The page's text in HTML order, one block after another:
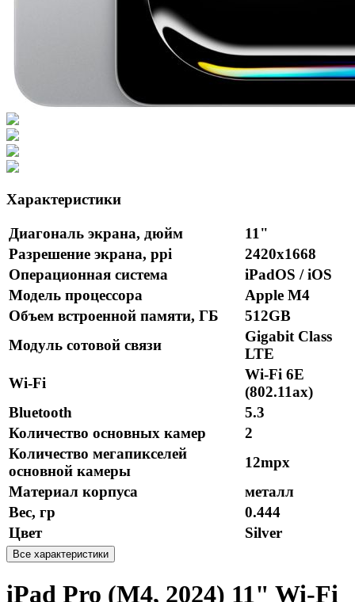
Характеристики
Диагональ экрана, дюйм
11"
Разрешение экрана, ppi
2420x1668
Операционная система
iPadOS / iOS
Модель процессора
Apple M4
Объем встроенной памяти, ГБ
512GB
Модуль сотовой связи
Gigabit Class
LTE
Wi-Fi
Wi-Fi 6E
(802.11ax)
Bluetooth
5.3
Количество основных камер
2
Количество мегапикселей
основной камеры
12mpx
Материал корпуса
металл
Вес, гр
0.444
Цвет
Silver
Все характеристики
iPad Pro (M4, 2024) 11" Wi-Fi